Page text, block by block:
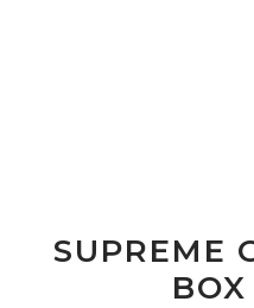
SUPREME